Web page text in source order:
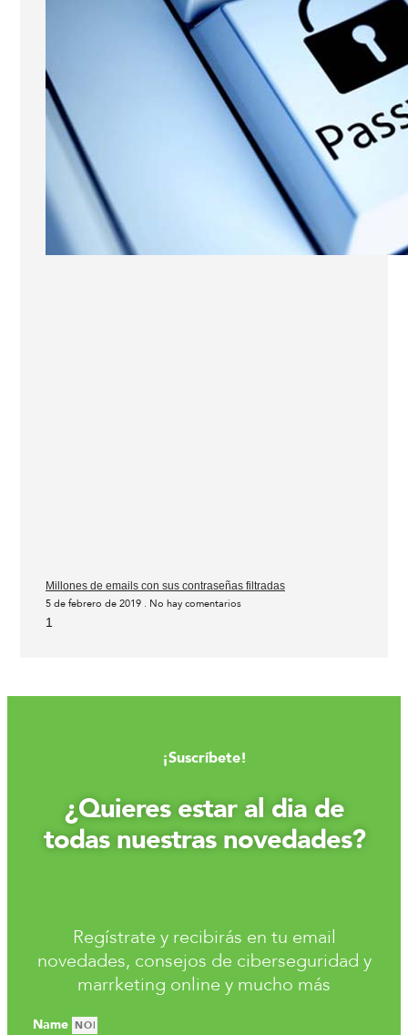
Millones de emails con sus contraseñas filtradas
5 de febrero de 2019 No hay comentarios
¡Suscríbete!
¿Quieres estar al dia de
todas nuestras novedades?
Regístrate y recibirás en tu email
novedades, consejos de ciberseguridad y
marrketing online y mucho más
Name